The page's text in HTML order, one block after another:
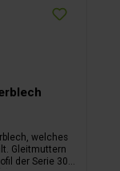
welches
Gleitmuttern
der Serie 30